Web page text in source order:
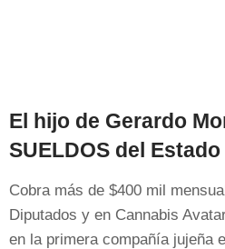
El hijo de Gerardo
SUELDOS del Estado
Cobra más de $400 mil
Diputados y en Cannabis
en la primera compañía jujeña